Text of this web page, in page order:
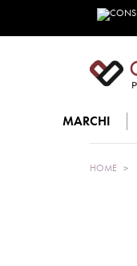
MARCHI
HOME